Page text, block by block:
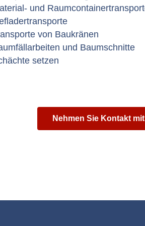
und
von Baukränen
und Baumschnitte
setzen
Nehmen Sie Kontakt